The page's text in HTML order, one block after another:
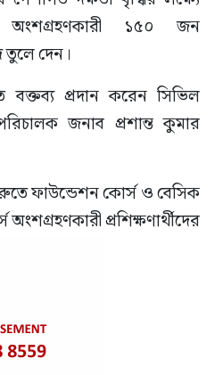
অংশগ্রহণকারী ১৫০ জন
তুলে দেন।
বক্তব্য প্রদান করেন সিভিল
জনাব প্রশান্ত কুমার
ফাউন্ডেশন কোর্স ও বেসিক
প্রশিক্ষণার্থীদের
বেসামরিক বিমান চলাচল
যাত্রার সূচনা করবে।এই